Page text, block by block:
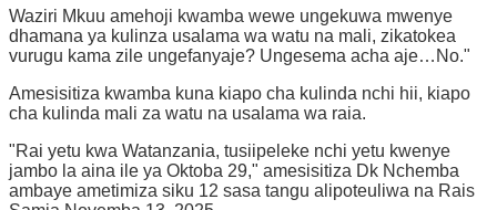
Waziri Mkuu amehoji kwamba wewe ungekuwa mwenye
dhamana ya kulinza usalama wa watu na mali, zikatokea
vurugu kama zile ungefanyaje? Ungesema acha aje…No."
Amesisitiza kwamba kuna kiapo cha kulinda nchi hii, kiapo
cha kulinda mali za watu na usalama wa raia.
"Rai yetu kwa Watanzania, tusiipeleke nchi yetu kwenye
jambo la aina ile ya Oktoba 29," amesisitiza Dk Nchemba
ambaye ametimiza siku 12 sasa tangu alipoteuliwa na Rais